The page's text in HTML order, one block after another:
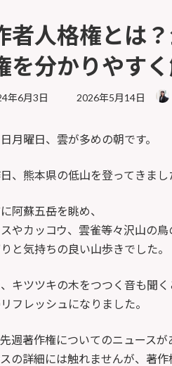
者人格権とは
を分かりやす
年6月3日
最
更
日
:
2026年5月14日
月曜日、雲が多めの朝です。
、熊本県の低山を登ってきまし
阿蘇五岳を眺め、
やカッコウ、雲雀等々沢山の鳥
と気持ちの良い山歩きでした。
キツツキの木をつつく音も聞く
フレッシュになりました。
週著作権についてのニュースが
の詳細には触れませんが、著